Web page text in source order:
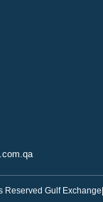
Reserved Gulf Exchange